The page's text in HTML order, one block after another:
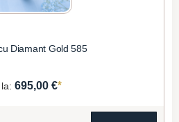
Diamant Gold 585
695,00 €*